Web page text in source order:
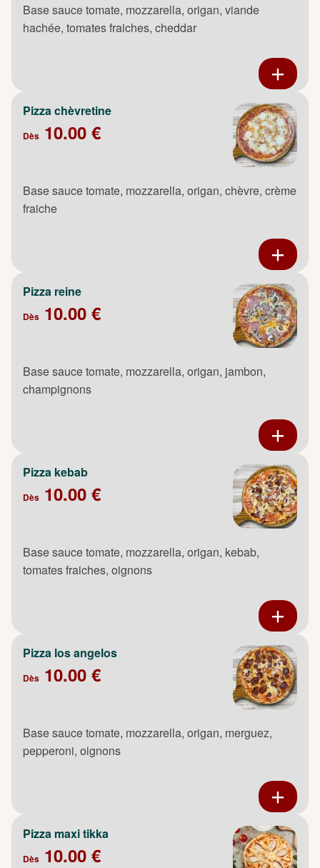
Base sauce tomate, mozzarella, origan, viande
hachée, tomates fraiches, cheddar
Pizza chèvretine
Dès 10.00 €
Base sauce tomate, mozzarella, origan, chèvre, crème
fraiche
Pizza reine
Dès 10.00 €
Base sauce tomate, mozzarella, origan, jambon,
champignons
Pizza kebab
Dès 10.00 €
Base sauce tomate, mozzarella, origan, kebab,
tomates fraiches, oignons
Pizza los angelos
Dès 10.00 €
Base sauce tomate, mozzarella, origan, merguez,
pepperoni, oignons
Pizza maxi tikka
Dès 10.00 €